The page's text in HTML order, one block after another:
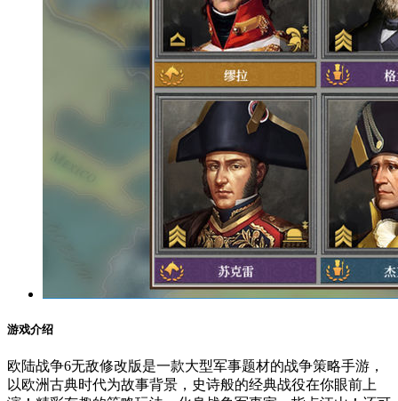
游戏介绍
欧陆战争6无敌修改版是一款大型军事题材的战争策略手游，
以欧洲古典时代为故事背景，史诗般的经典战役在你眼前上